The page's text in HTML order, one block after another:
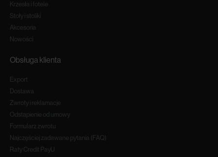
Krzesła i fotele
Stoły i stoliki
Akcesoria
Nowości
Obsługa klienta
Export
Dostawa
Zwroty i reklamacje
Odstapienie od umowy
Formularz zwrotu
Najczęściej zadawane pytania (FAQ)
Raty Credit PayU